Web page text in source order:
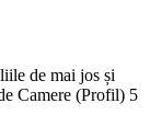
de mai jos și
Camere (Profil) 5